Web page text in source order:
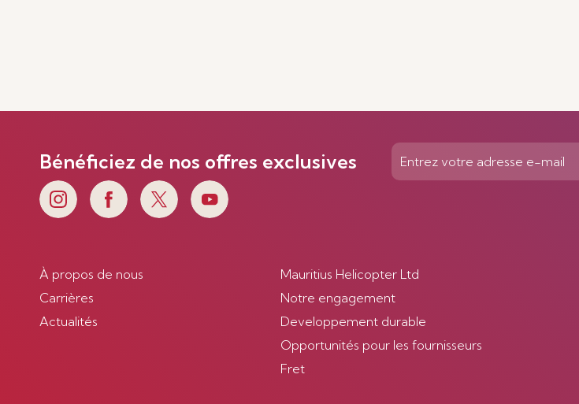
Bénéficiez de nos offres exclusives
À propos de nous
Carrières
Actualités
Mauritius Helicopter Ltd
Notre engagement
Developpement durable
Opportunités pour les fournisseurs
Fret